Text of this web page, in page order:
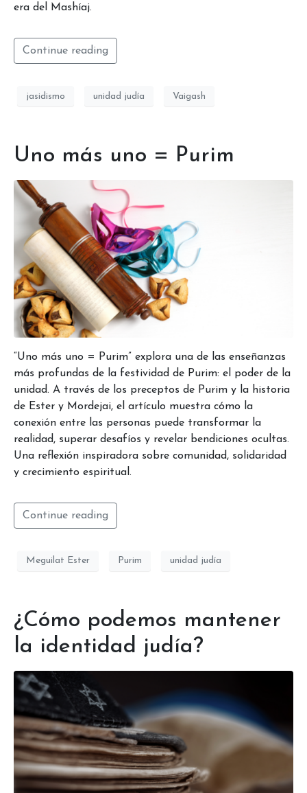
era del Mashíaj.
Continue reading
jasidismo unidad judía Vaigash
Uno más uno = Purim
“Uno más uno = Purim” explora una de las enseñanzas
más profundas de la festividad de Purim: el poder de la
unidad. A través de los preceptos de Purim y la historia
de Ester y Mordejai, el artículo muestra cómo la
conexión entre las personas puede transformar la
realidad, superar desafíos y revelar bendiciones ocultas.
Una reflexión inspiradora sobre comunidad, solidaridad
y crecimiento espiritual.
Continue reading
Meguilat Ester Purim unidad judía
¿Cómo podemos mantener
la identidad judía?